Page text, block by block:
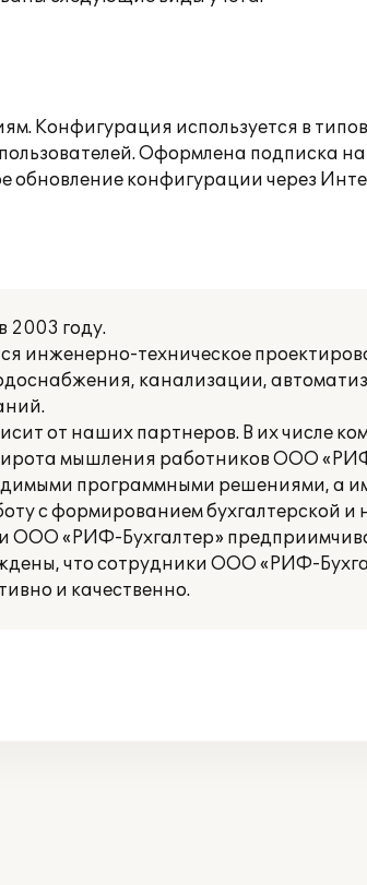
Конфигурация используется в
Оформлена подписка
обновление конфигурации через
году.
инженерно-техническое
канализации,
от наших партнеров. В их числе
мышления работников ООО
программными решениями, а
с формированием бухгалтерской и
ООО «РИФ-Бухгалтер»
что сотрудники ООО «РИФ-
и качественно.